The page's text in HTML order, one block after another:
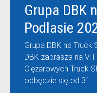
Grupa DBK
Podlasie
Grupa DBK na
DBK zaprasza na
Ciężarowych Truck
odbędzie się od 31…